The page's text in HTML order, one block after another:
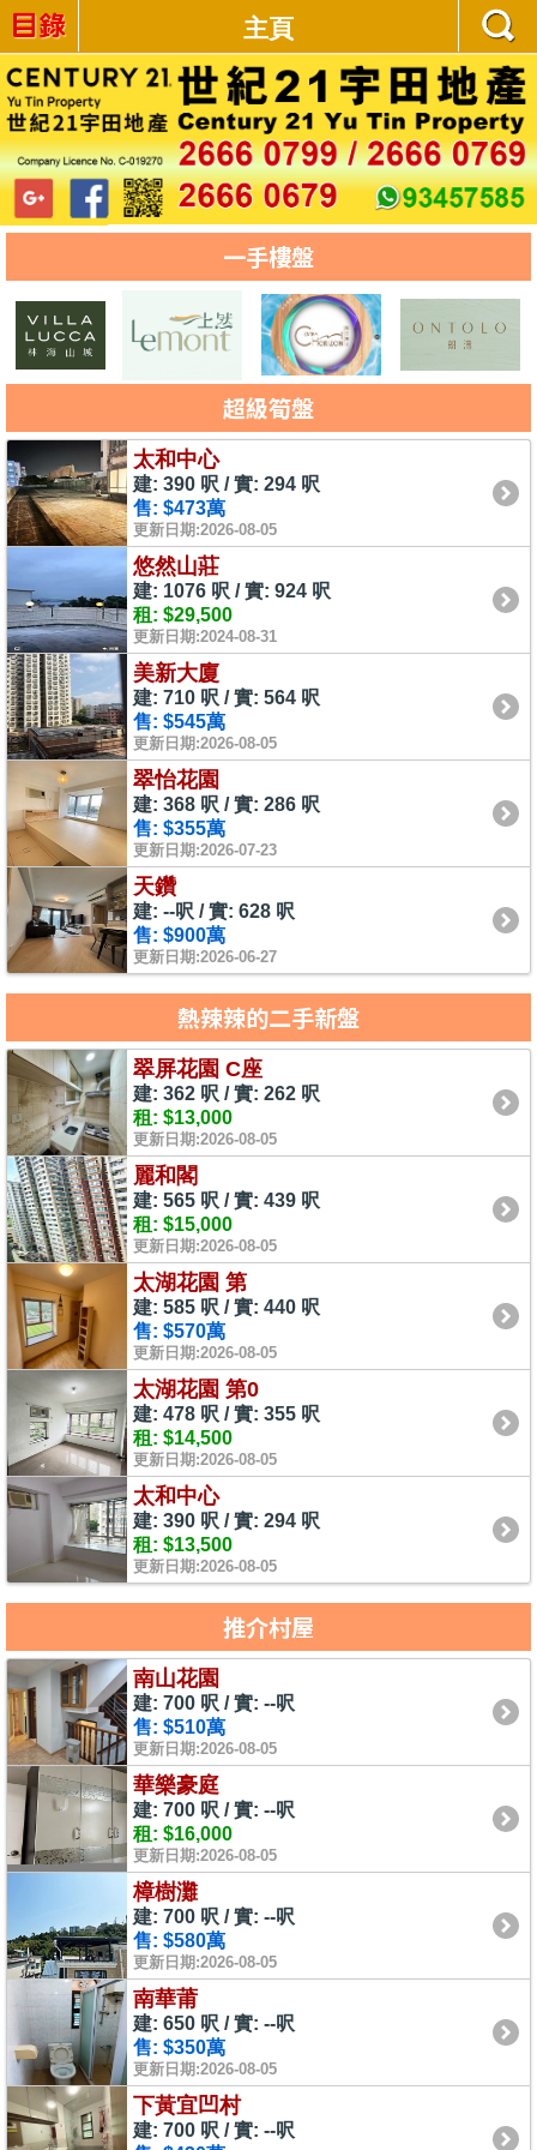
主頁
一手樓盤
超級筍盤
太和中心
建: 390 呎 / 實: 294 呎
售: $473萬
更新日期:2026-08-05
悠然山莊
建: 1076 呎 / 實: 924 呎
租: $29,500
更新日期:2024-08-31
美新大廈
建: 710 呎 / 實: 564 呎
售: $545萬
更新日期:2026-08-05
翠怡花園
建: 368 呎 / 實: 286 呎
售: $355萬
更新日期:2026-07-23
天鑽
建: --呎 / 實: 628 呎
售: $900萬
更新日期:2026-06-27
熱辣辣的二手新盤
翠屏花園 C座
建: 362 呎 / 實: 262 呎
租: $13,000
更新日期:2026-08-05
麗和閣
建: 565 呎 / 實: 439 呎
租: $15,000
更新日期:2026-08-05
太湖花園 第
建: 585 呎 / 實: 440 呎
售: $570萬
更新日期:2026-08-05
太湖花園 第0
建: 478 呎 / 實: 355 呎
租: $14,500
更新日期:2026-08-05
太和中心
建: 390 呎 / 實: 294 呎
租: $13,500
更新日期:2026-08-05
推介村屋
南山花園
建: 700 呎 / 實: --呎
售: $510萬
更新日期:2026-08-05
華樂豪庭
建: 700 呎 / 實: --呎
租: $16,000
更新日期:2026-08-05
樟樹灘
建: 700 呎 / 實: --呎
售: $580萬
更新日期:2026-08-05
南華莆
建: 650 呎 / 實: --呎
售: $350萬
更新日期:2026-08-05
下黃宜凹村
建: 700 呎 / 實: --呎